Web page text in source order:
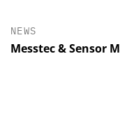
NEWS
Messtec & Sensor